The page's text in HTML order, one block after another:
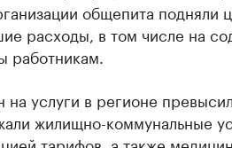
общепита подняли
расходы, в том числе на
работникам.
на услуги в регионе
жилищно-коммунальные